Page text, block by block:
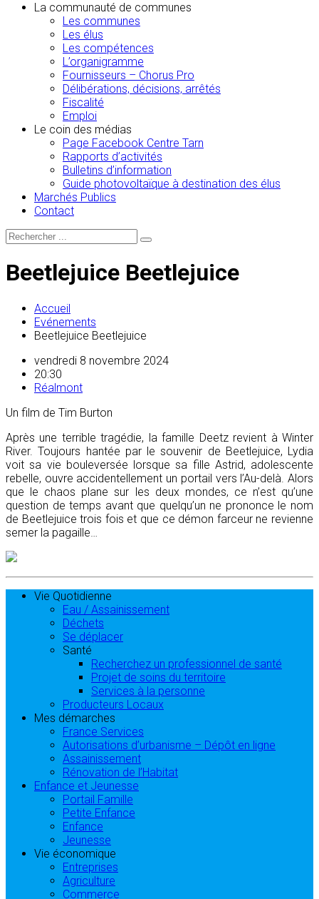
La communauté de communes
Les communes
Les élus
Les compétences
L’organigramme
Fournisseurs – Chorus Pro
Délibérations, décisions, arrêtés
Fiscalité
Emploi
Le coin des médias
Page Facebook Centre Tarn
Rapports d’activités
Bulletins d’information
Guide photovoltaïque à destination des élus
Marchés Publics
Contact
Beetlejuice Beetlejuice
Accueil
Evénements
Beetlejuice Beetlejuice
vendredi 8 novembre 2024
20:30
Réalmont
Un film de Tim Burton
Après une terrible tragédie, la famille Deetz revient à Winter
River. Toujours hantée par le souvenir de Beetlejuice, Lydia
voit sa vie bouleversée lorsque sa fille Astrid, adolescente
rebelle, ouvre accidentellement un portail vers l’Au-delà. Alors
que le chaos plane sur les deux mondes, ce n’est qu’une
question de temps avant que quelqu’un ne prononce le nom
de Beetlejuice trois fois et que ce démon farceur ne revienne
semer la pagaille…
Vie Quotidienne
Eau / Assainissement
Déchets
Se déplacer
Santé
Recherchez un professionnel de santé
Projet de soins du territoire
Services à la personne
Producteurs Locaux
Mes démarches
France Services
Autorisations d’urbanisme – Dépôt en ligne
Assainissement
Rénovation de l’Habitat
Enfance et Jeunesse
Portail Famille
Petite Enfance
Enfance
Jeunesse
Vie économique
Entreprises
Agriculture
Commerce